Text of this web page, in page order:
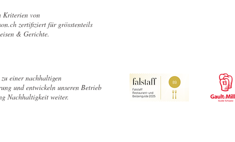
Kriterien von
zertifiziert für grösstenteils
& Gerichte.
einer nachhaltigen
und entwickeln unseren Betrieb
Nachhaltigkeit weiter.